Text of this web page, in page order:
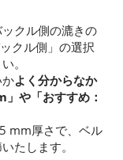
クル側の漉きの
クル側」の選択
。
よく分からなか
や「おすすめ：
mm厚さで、ベル
たします。